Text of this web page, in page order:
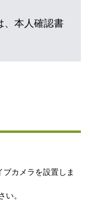
、本人確認書
カメラを設置しま
い。